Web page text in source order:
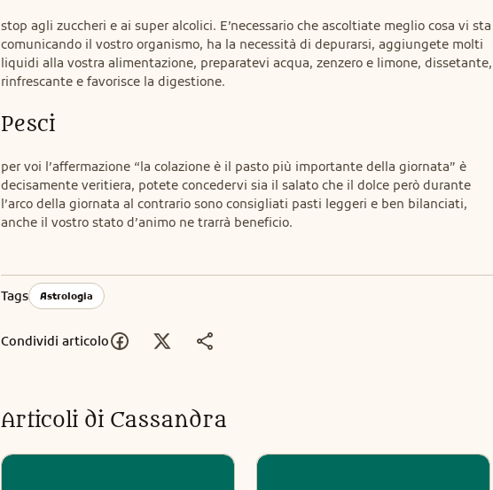
stop agli zuccheri e ai super alcolici. E’necessario che ascoltiate meglio cosa vi sta
comunicando il vostro organismo, ha la necessità di depurarsi, aggiungete molti
liquidi alla vostra alimentazione, preparatevi acqua, zenzero e limone, dissetante,
rinfrescante e favorisce la digestione.
Pesci
per voi l’affermazione “la colazione è il pasto più importante della giornata” è
decisamente veritiera, potete concedervi sia il salato che il dolce però durante
l’arco della giornata al contrario sono consigliati pasti leggeri e ben bilanciati,
anche il vostro stato d’animo ne trarrà beneficio.
Tags Astrologia
Condividi articolo
Articoli di Cassandra